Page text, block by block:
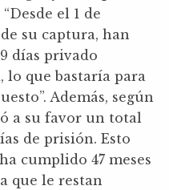
el 1 de
su captura, han
días privado
lo que bastaría para
Además, según
a su favor un total
de prisión. Esto
cumplido 47 meses
que le restan